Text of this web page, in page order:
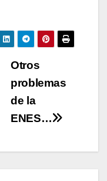
Otros
problemas
de la
ENES…